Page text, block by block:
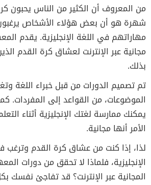
من المعروف أن الكثير من الناس يحبون
شهرة هو أن بعض هؤلاء الأشخاص
مهاراتهم في اللغة الإنجليزية. يقدم
مجانية عبر الإنترنت لعشاق كرة القدم
بذلك.
تم تصميم الدورات من قبل خبراء اللغة
الموضوعات، من القواعد إلى المفردات.
يمكنك ممارسة لغتك الإنجليزية أثناء
الأمر أنها مجانية.
لذا، إذا كنت من عشاق كرة القدم
الإنجليزية، فلماذا لا تحقق من دورات
المجانية عبر الإنترنت؟ قد تفاجئ نفسك